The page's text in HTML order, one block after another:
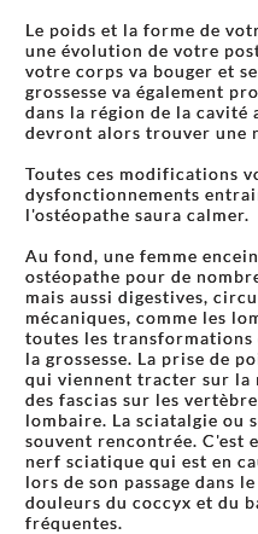
Le poids et la forme de
une évolution de votre
votre corps va bouger et
grossesse va également
dans la région de la cavité
devront alors trouver une
Toutes ces modifications
dysfonctionnements
l'ostéopathe saura calmer.
Au fond, une femme
ostéopathe pour de
mais aussi digestives,
mécaniques, comme les
toutes les transformations
la grossesse. La prise de
qui viennent tracter sur la
des fascias sur les
lombaire. La sciatalgie ou
souvent rencontrée. C'est
nerf sciatique qui est en
lors de son passage dans
douleurs du coccyx et du
fréquentes.